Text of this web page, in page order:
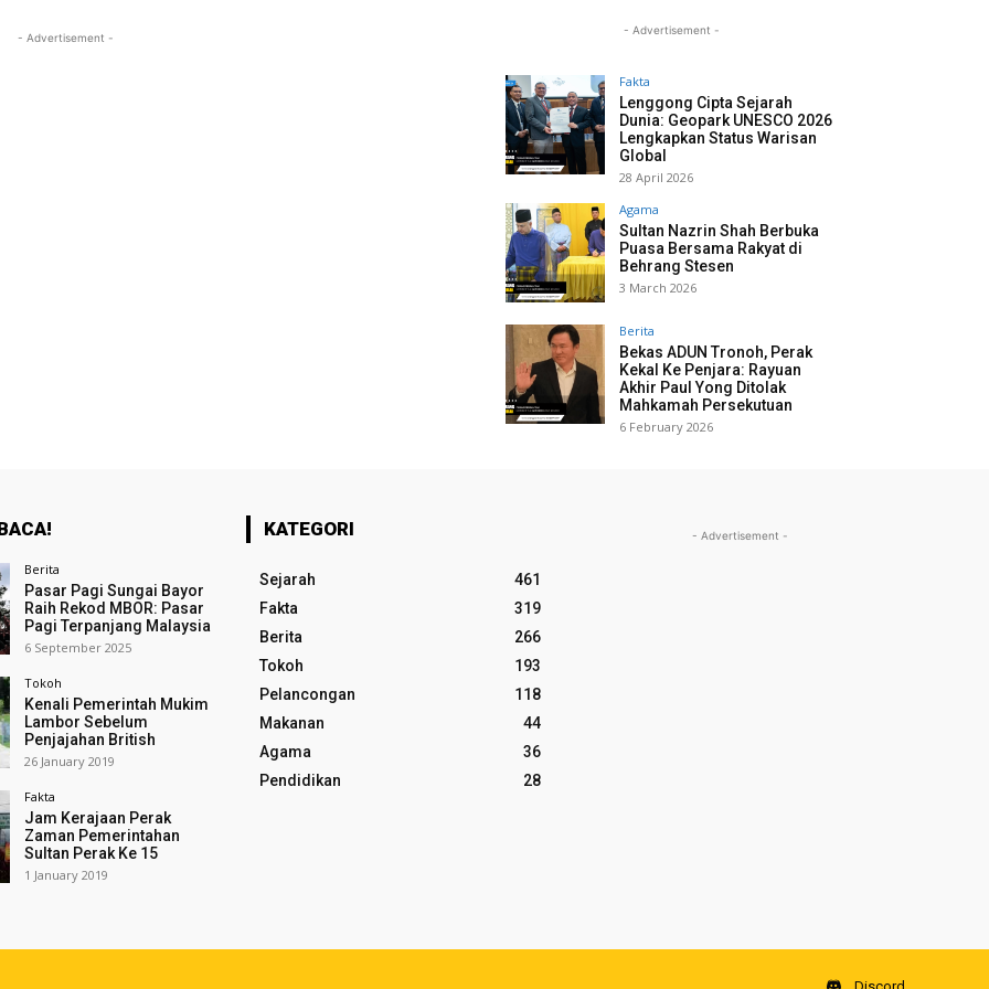
- Advertisement -
- Advertisement -
Fakta
Lenggong Cipta Sejarah
Dunia: Geopark UNESCO 2026
Lengkapkan Status Warisan
Global
28 April 2026
Agama
Sultan Nazrin Shah Berbuka
Puasa Bersama Rakyat di
Behrang Stesen
3 March 2026
Berita
Bekas ADUN Tronoh, Perak
Kekal Ke Penjara: Rayuan
Akhir Paul Yong Ditolak
Mahkamah Persekutuan
6 February 2026
Berita
Pasar Pagi Sungai Bayor
Raih Rekod MBOR: Pasar
Pagi Terpanjang Malaysia
6 September 2025
Tokoh
Kenali Pemerintah Mukim
Lambor Sebelum
Penjajahan British
26 January 2019
Fakta
Jam Kerajaan Perak
Zaman Pemerintahan
Sultan Perak Ke 15
1 January 2019
KATEGORI
Sejarah
461
Fakta
319
Berita
266
Tokoh
193
Pelancongan
118
Makanan
44
Agama
36
Pendidikan
28
- Advertisement -